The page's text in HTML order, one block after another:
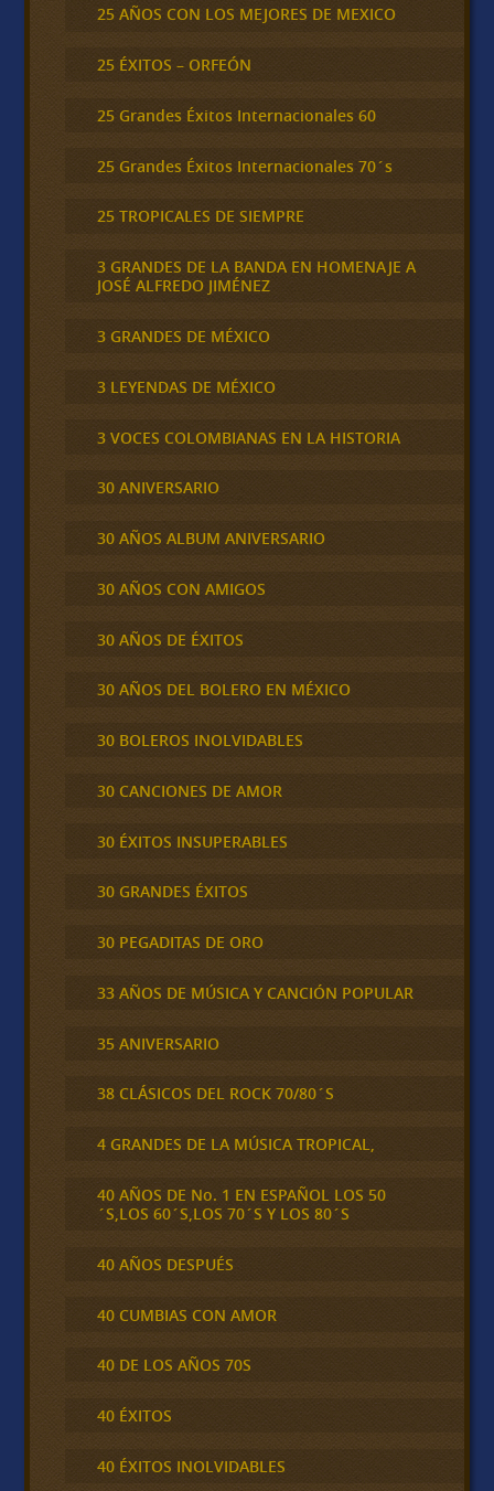
25 AÑOS CON LOS MEJORES DE MEXICO
25 ÉXITOS – ORFEÓN
25 Grandes Éxitos Internacionales 60
25 Grandes Éxitos Internacionales 70´s
25 TROPICALES DE SIEMPRE
3 GRANDES DE LA BANDA EN HOMENAJE A
JOSÉ ALFREDO JIMÉNEZ
3 GRANDES DE MÉXICO
3 LEYENDAS DE MÉXICO
3 VOCES COLOMBIANAS EN LA HISTORIA
30 ANIVERSARIO
30 AÑOS ALBUM ANIVERSARIO
30 AÑOS CON AMIGOS
30 AÑOS DE ÉXITOS
30 AÑOS DEL BOLERO EN MÉXICO
30 BOLEROS INOLVIDABLES
30 CANCIONES DE AMOR
30 ÉXITOS INSUPERABLES
30 GRANDES ÉXITOS
30 PEGADITAS DE ORO
33 AÑOS DE MÚSICA Y CANCIÓN POPULAR
35 ANIVERSARIO
38 CLÁSICOS DEL ROCK 70/80´S
4 GRANDES DE LA MÚSICA TROPICAL,
40 AÑOS DE No. 1 EN ESPAÑOL LOS 50
´S,LOS 60´S,LOS 70´S Y LOS 80´S
40 AÑOS DESPUÉS
40 CUMBIAS CON AMOR
40 DE LOS AÑOS 70S
40 ÉXITOS
40 ÉXITOS INOLVIDABLES